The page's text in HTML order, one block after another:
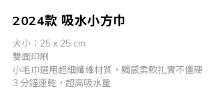
2024款 吸水小方巾
大小：25 x 25 cm
雙面印刷
小毛巾選用超細纖維材質，觸感柔軟扎實不僵硬
3 分鐘速乾，超高吸水量